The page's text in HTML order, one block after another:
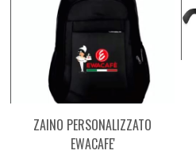
ZAINO PERSONALIZZATO
EWACAFE'